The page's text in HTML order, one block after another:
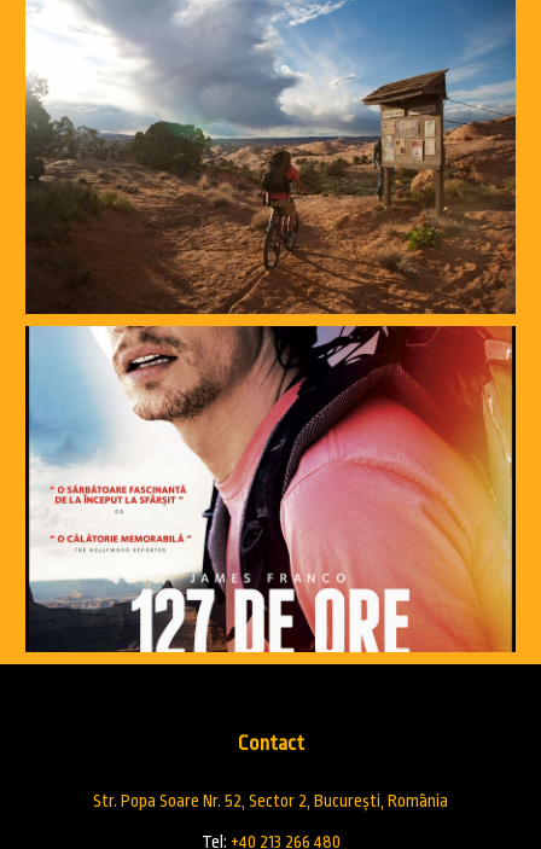
Contact
Str. Popa Soare Nr. 52, Sector 2, București, România
Tel: +40 213 266 480